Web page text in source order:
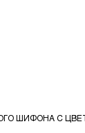
ШИФОНА С